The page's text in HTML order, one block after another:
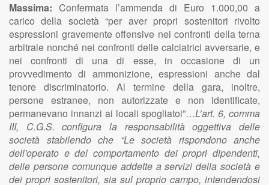
Massima: Confermata l’ammenda di Euro 1.000,00 a
carico della società “per aver propri sostenitori rivolto
espressioni gravemente offensive nei confronti della terna
arbitrale nonché nei confronti delle calciatrici avversarie, e
nei confronti di una di esse, in occasione di un
provvedimento di ammonizione, espressioni anche dal
tenore discriminatorio. Al termine della gara, inoltre,
persone estranee, non autorizzate e non identificate,
permanevano innanzi ai locali spogliatoi”…L’art. 6, comma
III, C.G.S. configura la responsabilità oggettiva delle
società stabilendo che “Le società rispondono anche
dell'operato e del comportamento dei propri dipendenti,
delle persone comunque addette a servizi della società e
dei propri sostenitori, sia sul proprio campo, intendendosi